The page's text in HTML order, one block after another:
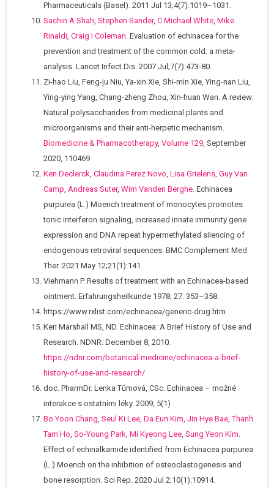
Pharmaceuticals (Basel). 2011 Jul 13;4(7):1019–1031.
Sachin A Shah, Stephen Sander, C Michael White, Mike
Rinaldi, Craig I Coleman. Evaluation of echinacea for the
prevention and treatment of the common cold: a meta-
analysis. Lancet Infect Dis. 2007 Jul;7(7):473-80.
Zi-hao Liu, Feng-ju Niu, Ya-xin Xie, Shi-min Xie, Ying-nan Liu,
Ying-ying Yang, Chang-zheng Zhou, Xin-huan Wan. A review:
Natural polysaccharides from medicinal plants and
microorganisms and their anti-herpetic mechanism.
Biomedicine & Pharmacotherapy, Volume 129, September
2020, 110469
Ken Declerck, Claudina Perez Novo, Lisa Grielens, Guy Van
Camp, Andreas Suter, Wim Vanden Berghe. Echinacea
purpurea (L.) Moench treatment of monocytes promotes
tonic interferon signaling, increased innate immunity gene
expression and DNA repeat hypermethylated silencing of
endogenous retroviral sequences. BMC Complement Med
Ther. 2021 May 12;21(1):141.
Viehmann P. Results of treatment with an Echinacea-based
ointment. Erfahrungsheilkunde 1978; 27: 353–358.
https://www.rxlist.com/echinacea/generic-drug.htm
Keri Marshall MS, ND. Echinacea: A Brief History of Use and
Research. NDNR. December 8, 2010.
https://ndnr.com/botanical-medicine/echinacea-a-brief-
history-of-use-and-research/
doc. PharmDr. Lenka Tůmová, CSc. Echinacea – možné
interakce s ostatními léky. 2009; 5(1)
Bo Yoon Chang, Seul Ki Lee, Da Eun Kim, Jin Hye Bae,Thanh
Tam Ho, So-Young Park, Mi Kyeong Lee, Sung Yeon Kim.
Effect of echinalkamide identified from Echinacea purpurea
(L.) Moench on the inhibition of osteoclastogenesis and
bone resorption. Sci Rep. 2020 Jul 2;10(1):10914.